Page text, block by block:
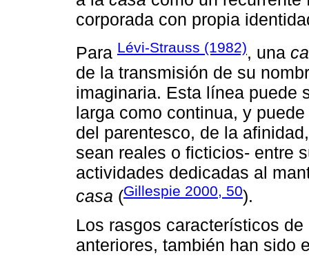
corporada con propia
Para Lévi-Strauss (1982), una
de la transmisión de su
imaginaria. Esta línea puede
larga como continua, y
del parentesco, de la
sean reales o ficticios- entre
actividades dedicadas al
casa (Gillespie 2000, 50).
Los rasgos característicos
anteriores, también han sido